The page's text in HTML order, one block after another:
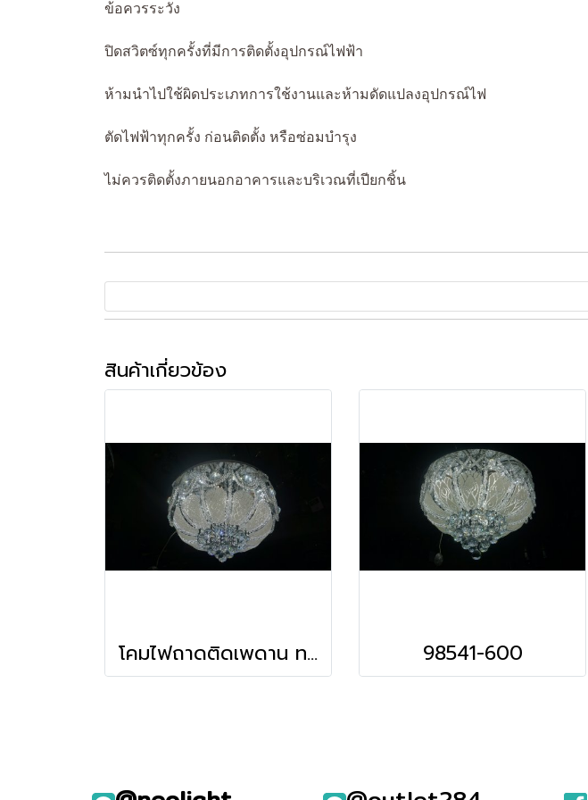
ข้อควรระวัง
ปิดสวิตซ์ทุกครั้งที่มีการติดตั้งอุปกรณ์ไฟฟ้า
ห้ามนำไปใช้ผิดประเภทการใช้งานและห้ามดัดแปลงอุปกรณ์ไฟ
ตัดไฟฟ้าทุกครั้ง ก่อนติดตั้ง หรือซ่อมบำรุง
ไม่ควรติดตั้งภายนอกอาคารและบริเวณที่เปียกชิ้น
สินค้าเกี่ยวข้อง
โคมไฟถาดติดเพดาน ทรงกลม รุ่น 98537-600 98541-600